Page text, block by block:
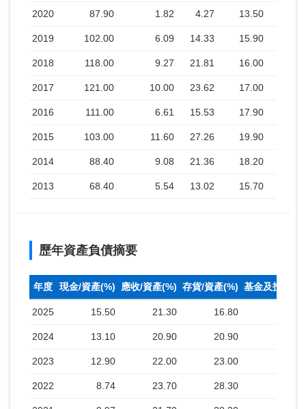
2020 87.90 1.82 4.27 13.50
2019 102.00 6.09 14.33 15.90
2018 118.00 9.27 21.81 16.00
2017 121.00 10.00 23.62 17.00
2016 111.00 6.61 15.53 17.90
2015 103.00 11.60 27.26 19.90
2014 88.40 9.08 21.36 18.20
2013 68.40 5.54 13.02 15.70
歷年資產負債摘要
年度 現金/資產(%) 應收/資產(%) 存貨/資產(%) 基金及投資(%)
2025 15.50 21.30 16.80
2024 13.10 20.90 20.90
2023 12.90 22.00 23.00
2022 8.74 23.70 28.30